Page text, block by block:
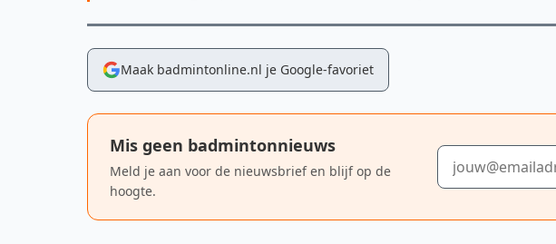
Maak badmintonline.nl je Google-favoriet
Mis geen badmintonnieuws
Meld je aan voor de nieuwsbrief en blijf op de
hoogte.
E-mailadres